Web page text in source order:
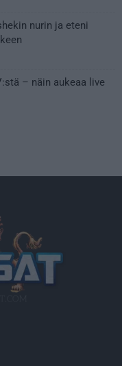
nurin ja eteni
– näin aukeaa live